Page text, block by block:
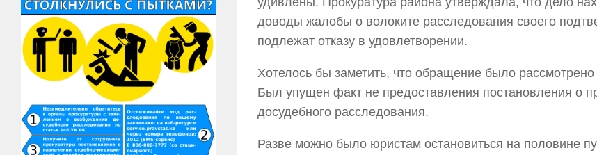
доводы жалобы о волоките расследования своего
подлежат отказу в удовлетворении.
Хотелось бы заметить, что обращение было
Был упущен факт не предоставления постановления о
досудебного расследования.
Разве можно было юристам остановиться на половине